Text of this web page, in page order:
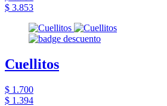
$ 3.853
Cuellitos
$ 1.700
$ 1.394